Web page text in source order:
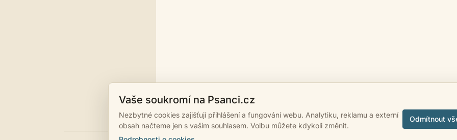
Vaše soukromí na Psanci.cz
Nezbytné cookies zajišťují přihlášení a fungování webu. Analytiku, reklamu a externí
obsah načteme jen s vaším souhlasem. Volbu můžete kdykoli změnit.
Odmítnout